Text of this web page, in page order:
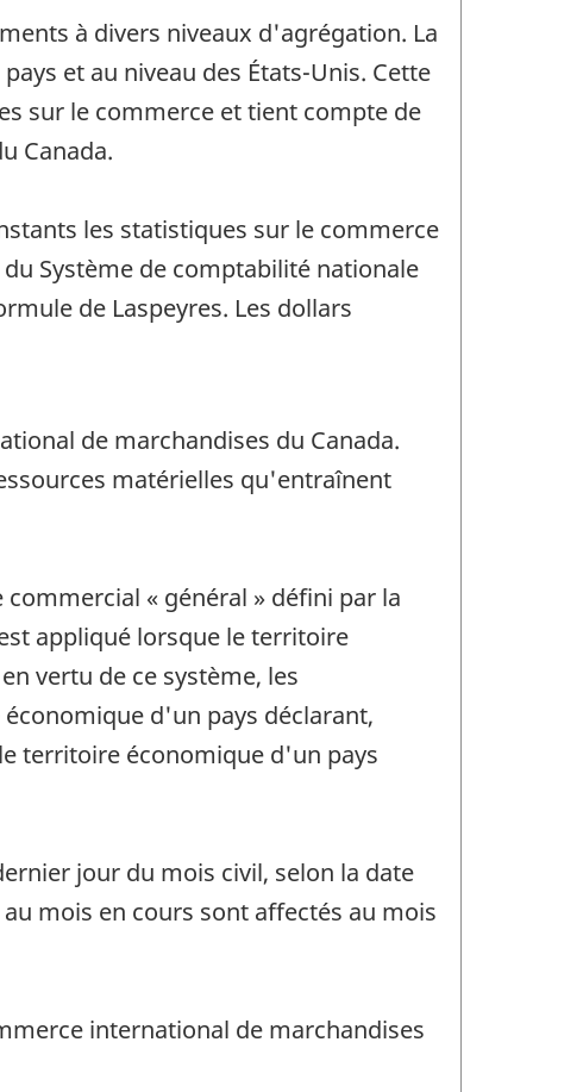
à divers niveaux d'agrégation. La
et au niveau des États-Unis. Cette
sur le commerce et tient compte de
Canada.
les statistiques sur le commerce
Système de comptabilité nationale
de Laspeyres. Les dollars
de marchandises du Canada.
matérielles qu'entraînent
« général » défini par la
appliqué lorsque le territoire
vertu de ce système, les
d'un pays déclarant,
territoire économique d'un pays
jour du mois civil, selon la date
mois en cours sont affectés au mois
international de marchandises